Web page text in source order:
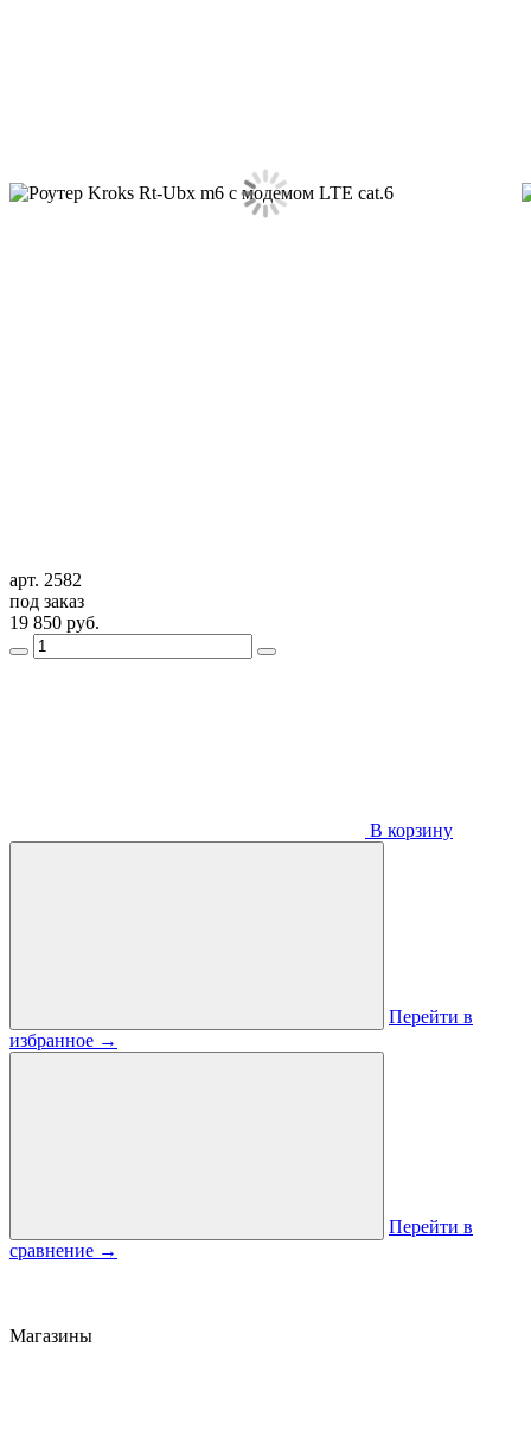
арт. 2582
под заказ
19 850 руб.
В корзину
Перейти в
избранное →
Перейти в
сравнение →
Магазины